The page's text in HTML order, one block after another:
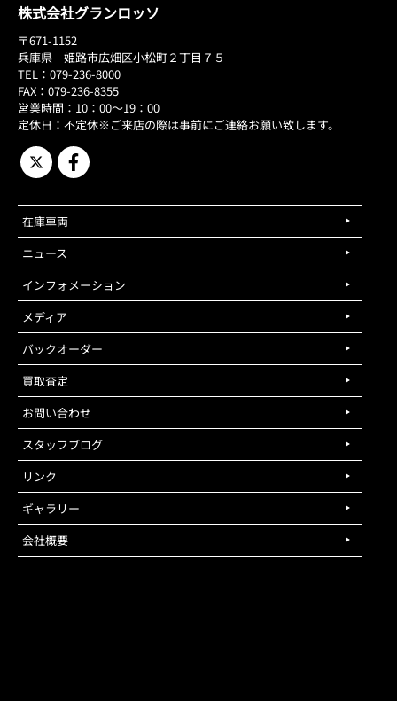
株式会社グランロッソ
〒671-1152
兵庫県 姫路市広畑区小松町２丁目７５
TEL：079-236-8000
FAX：079-236-8355
営業時間：10：00～19：00
定休日：不定休※ご来店の際は事前にご連絡お願い致します。
在庫車両
ニュース
インフォメーション
メディア
バックオーダー
買取査定
お問い合わせ
スタッフブログ
リンク
ギャラリー
会社概要